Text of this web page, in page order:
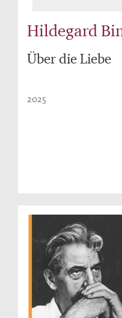
Hildegard
Über die Liebe
2025